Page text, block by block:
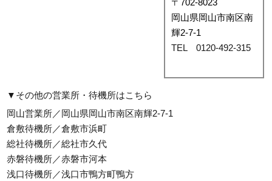
〒702-8023
岡山県岡山市南区南
輝2-7-1
TEL 0120-492-315
▼その他の営業所・待機所はこちら
岡山営業所／岡山県岡山市南区南輝2-7-1
倉敷待機所／倉敷市浜町
総社待機所／総社市久代
赤磐待機所／赤磐市河本
浅口待機所／浅口市鴨方町鴨方